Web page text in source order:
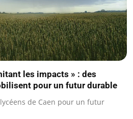
les impacts » : des
pour un futur durable
de Caen pour un futur